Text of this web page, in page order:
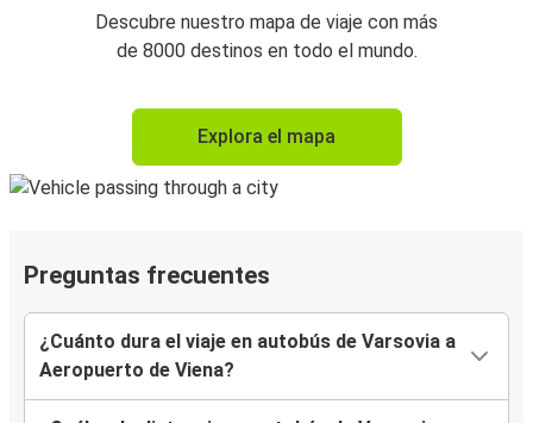
Descubre nuestro mapa de viaje con más
de 8000 destinos en todo el mundo.
Explora el mapa
Preguntas frecuentes
¿Cuánto dura el viaje en autobús de Varsovia a
Aeropuerto de Viena?